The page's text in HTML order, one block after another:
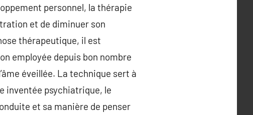
personnel, la thérapie
et de diminuer son
thérapeutique, il est
employée depuis bon nombre
éveillée. La technique sert à
inventée psychiatrique, le
et sa manière de penser